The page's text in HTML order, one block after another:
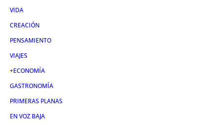
VIDA
CREACIÓN
PENSAMIENTO
VIAJES
+ECONOMÍA
GASTRONOMÍA
PRIMERAS PLANAS
EN VOZ BAJA